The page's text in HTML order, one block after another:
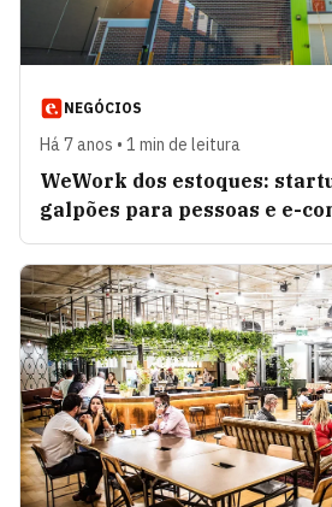
NEGÓCIOS
Há 7 anos • 1 min de leitura
WeWork dos estoques:
galpões para pessoas e e-